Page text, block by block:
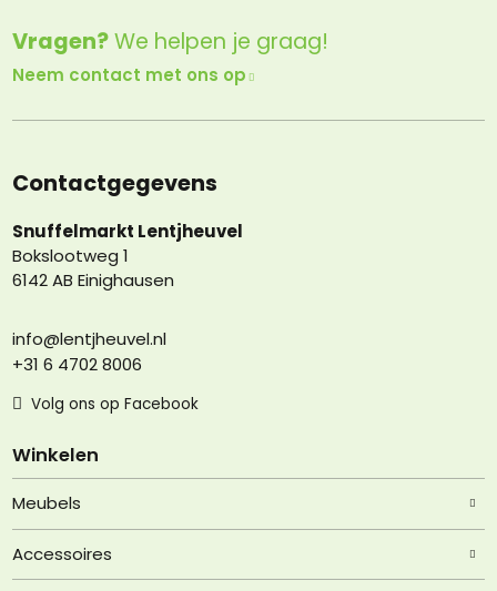
Vragen?We helpen je graag!
Neem contact met ons op
Contactgegevens
Snuffelmarkt Lentjheuvel
Bokslootweg 1
6142 AB Einighausen
info@lentjheuvel.nl
+31 6 4702 8006
Volg ons op Facebook
Winkelen
Meubels
Accessoires